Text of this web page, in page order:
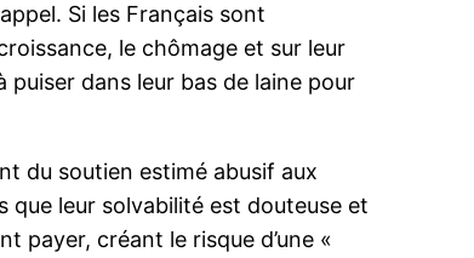
Si les Français sont
le chômage et sur leur
dans leur bas de laine pour
du soutien estimé abusif aux
que leur solvabilité est douteuse et
payer, créant le risque d’une «